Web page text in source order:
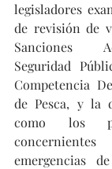
legisladores
de revisión de
Sanciones
Seguridad
Competencia
de Pesca, y la
como los
emergencias